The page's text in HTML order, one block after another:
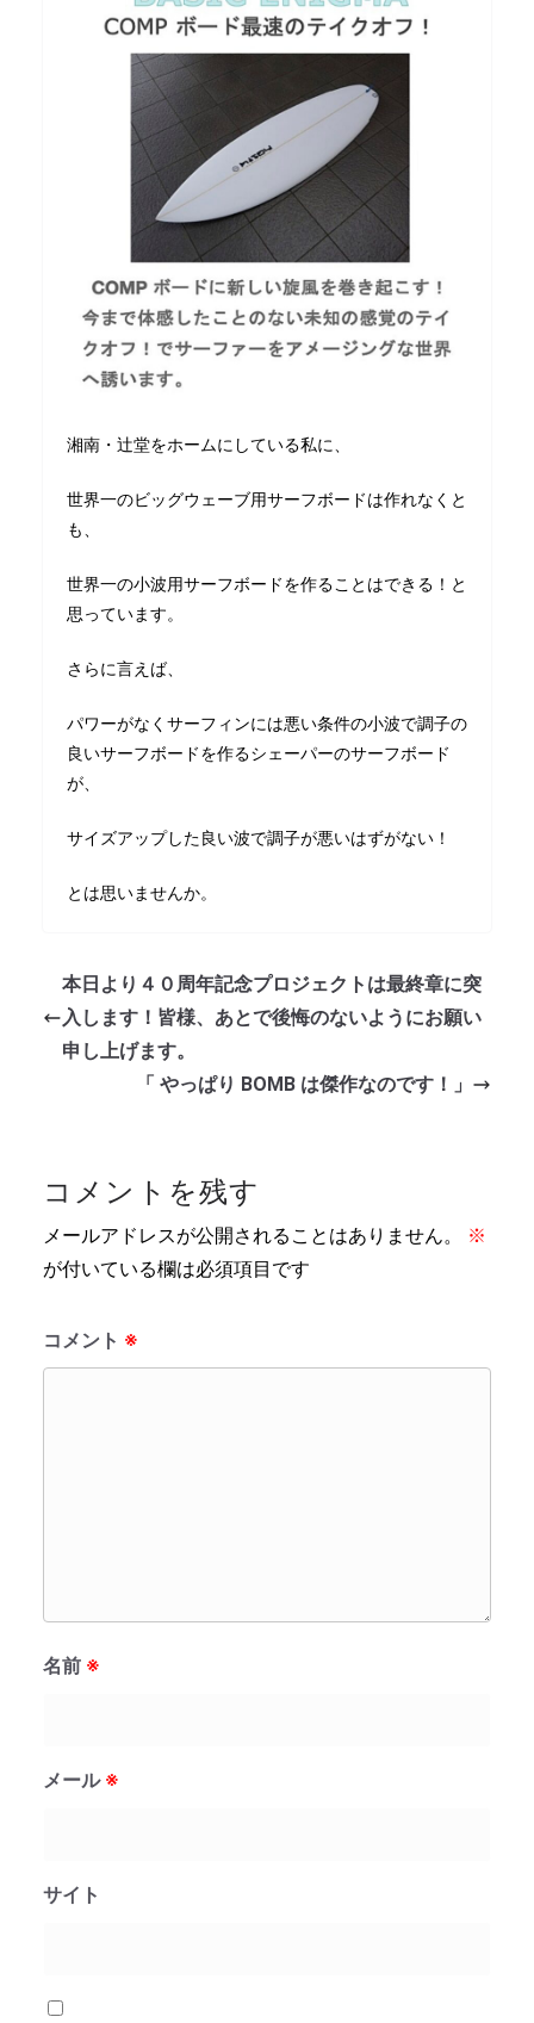
湘南・辻堂をホームにしている私に、
世界一のビッグウェーブ用サーフボードは作れなくと
も、
世界一の小波用サーフボードを作ることはできる！と
思っています。
さらに言えば、
パワーがなくサーフィンには悪い条件の小波で調子の
良いサーフボードを作るシェーパーのサーフボード
が、
サイズアップした良い波で調子が悪いはずがない！
とは思いませんか。
本日より４０周年記念プロジェクトは最終章に突
入します！皆様、あとで後悔のないようにお願い
申し上げます。
「 やっぱり BOMB は傑作なのです！」
コメントを残す
メールアドレスが公開されることはありません。
※
が付いている欄は必須項目です
コメント ※
名前 ※
メール ※
サイト